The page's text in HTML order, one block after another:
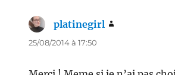
platinegirl
25/08/2014 à 17:50